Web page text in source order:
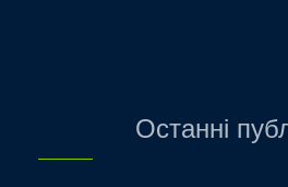
Останні